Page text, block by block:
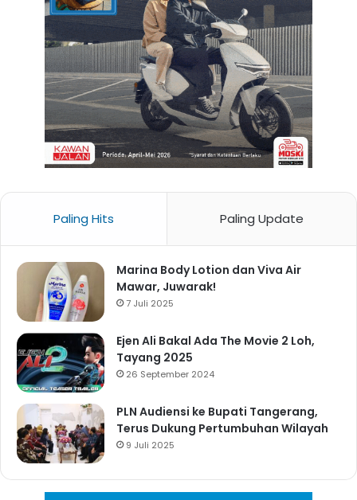
Paling Hits Paling Update
Marina Body Lotion dan Viva Air
Mawar, Juwarak!
7 Juli 2025
Ejen Ali Bakal Ada The Movie 2 Loh,
Tayang 2025
26 September 2024
PLN Audiensi ke Bupati Tangerang,
Terus Dukung Pertumbuhan Wilayah
9 Juli 2025